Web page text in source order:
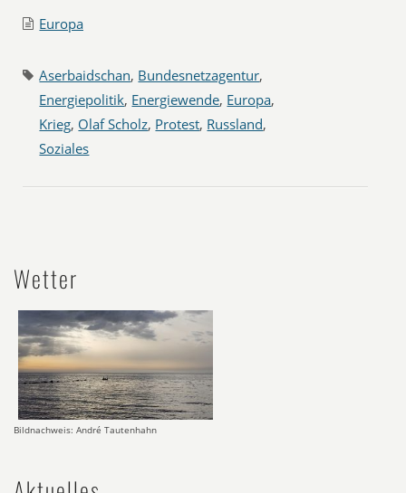
Europa
Aserbaidschan, Bundesnetzagentur,
Energiepolitik, Energiewende, Europa,
Krieg, Olaf Scholz, Protest, Russland,
Soziales
Wetter
Bildnachweis: André Tautenhahn